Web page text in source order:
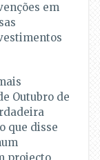
em
Outubro de
que disse